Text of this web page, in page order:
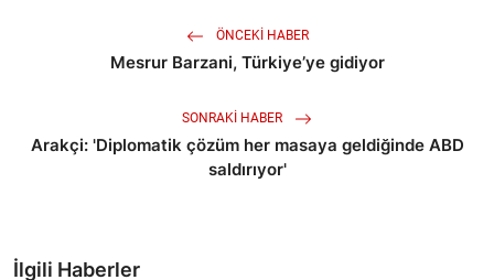
ÖNCEKI HABER
Mesrur Barzani, Türkiye’ye gidiyor
SONRAKI HABER
Arakçi: 'Diplomatik çözüm her masaya geldiğinde ABD
saldırıyor'
İlgili Haberler